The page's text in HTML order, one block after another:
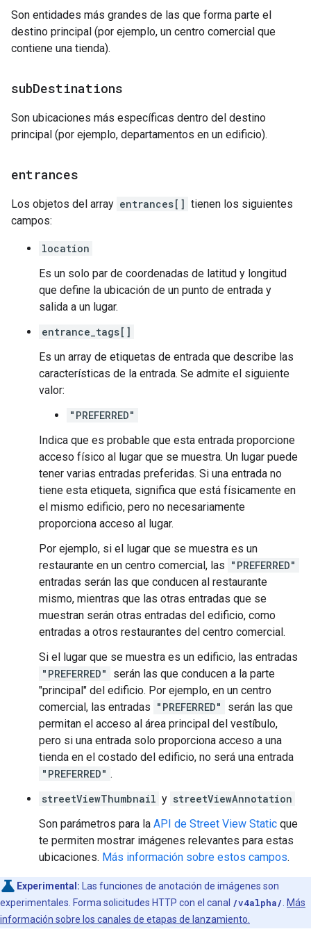
Son entidades más grandes de las que forma parte el
destino principal (por ejemplo, un centro comercial que
contiene una tienda).
subDestinations
Son ubicaciones más específicas dentro del destino
principal (por ejemplo, departamentos en un edificio).
entrances
Los objetos del array entrances[] tienen los siguientes
campos:
location
Es un solo par de coordenadas de latitud y longitud
que define la ubicación de un punto de entrada y
salida a un lugar.
entrance_tags[]
Es un array de etiquetas de entrada que describe las
características de la entrada. Se admite el siguiente
valor:
"PREFERRED"
Indica que es probable que esta entrada proporcione
acceso físico al lugar que se muestra. Un lugar puede
tener varias entradas preferidas. Si una entrada no
tiene esta etiqueta, significa que está físicamente en
el mismo edificio, pero no necesariamente
proporciona acceso al lugar.
Por ejemplo, si el lugar que se muestra es un
restaurante en un centro comercial, las "PREFERRED"
entradas serán las que conducen al restaurante
mismo, mientras que las otras entradas que se
muestran serán otras entradas del edificio, como
entradas a otros restaurantes del centro comercial.
Si el lugar que se muestra es un edificio, las entradas
"PREFERRED"
serán las que conducen a la parte
"principal" del edificio. Por ejemplo, en un centro
comercial, las entradas "PREFERRED"
serán las que
permitan el acceso al área principal del vestíbulo,
pero si una entrada solo proporciona acceso a una
tienda en el costado del edificio, no será una entrada
"PREFERRED" .
streetViewThumbnail y streetViewAnnotation
Son parámetros para la API de Street View Static que
te permiten mostrar imágenes relevantes para estas
ubicaciones. Más información sobre estos campos.
Experimental: Las funciones de anotación de imágenes son
experimentales. Forma solicitudes HTTP con el canal /v4alpha/ Más
información sobre los canales de etapas de lanzamiento.